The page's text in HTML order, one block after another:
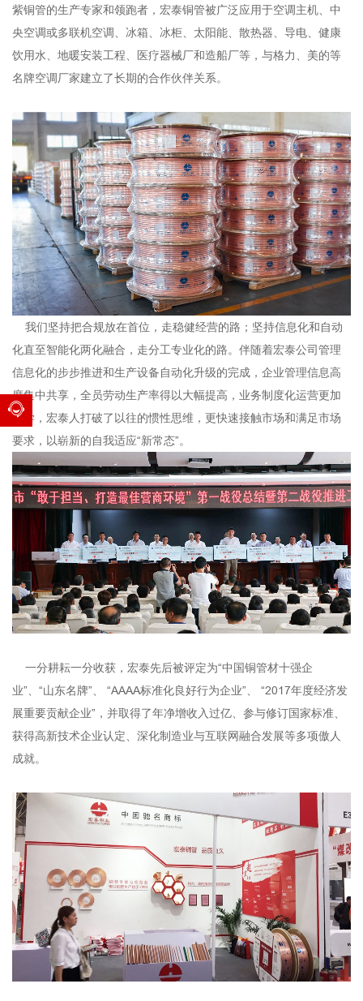
紫铜管的生产专家和领跑者，宏泰铜管被广泛应用于空调主机、中
央空调或多联机空调、冰箱、冰柜、太阳能、散热器、导电、健康
饮用水、地暖安装工程、医疗器械厂和造船厂等，与格力、美的等
名牌空调厂家建立了长期的合作伙伴关系。
我们坚持把合规放在首位，走稳健经营的路；坚持信息化和自动
化直至智能化两化融合，走分工专业化的路。伴随着宏泰公司管理
信息化的步步推进和生产设备自动化升级的完成，企业管理信息高
度集中共享，全员劳动生产率得以大幅提高，业务制度化运营更加
科学，宏泰人打破了以往的惯性思维，更快速接触市场和满足市场
要求，以崭新的自我适应“新常态”。
一分耕耘一分收获，宏泰先后被评定为“中国铜管材十强企
业”、“山东名牌”、 “AAAA标准化良好行为企业”、 “2017年度经济发
展重要贡献企业”，并取得了年净增收入过亿、参与修订国家标准、
获得高新技术企业认定、深化制造业与互联网融合发展等多项傲人
成就。